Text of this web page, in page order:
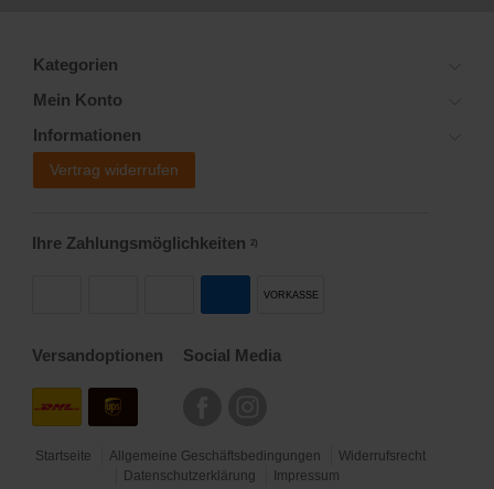
Kategorien
Mein Konto
Informationen
Vertrag widerrufen
Ihre Zahlungsmöglichkeiten 2)
VORKASSE
Versandoptionen Social Media
Startseite Allgemeine Geschäftsbedingungen
Widerrufsrecht
Datenschutzerklärung
Impressum